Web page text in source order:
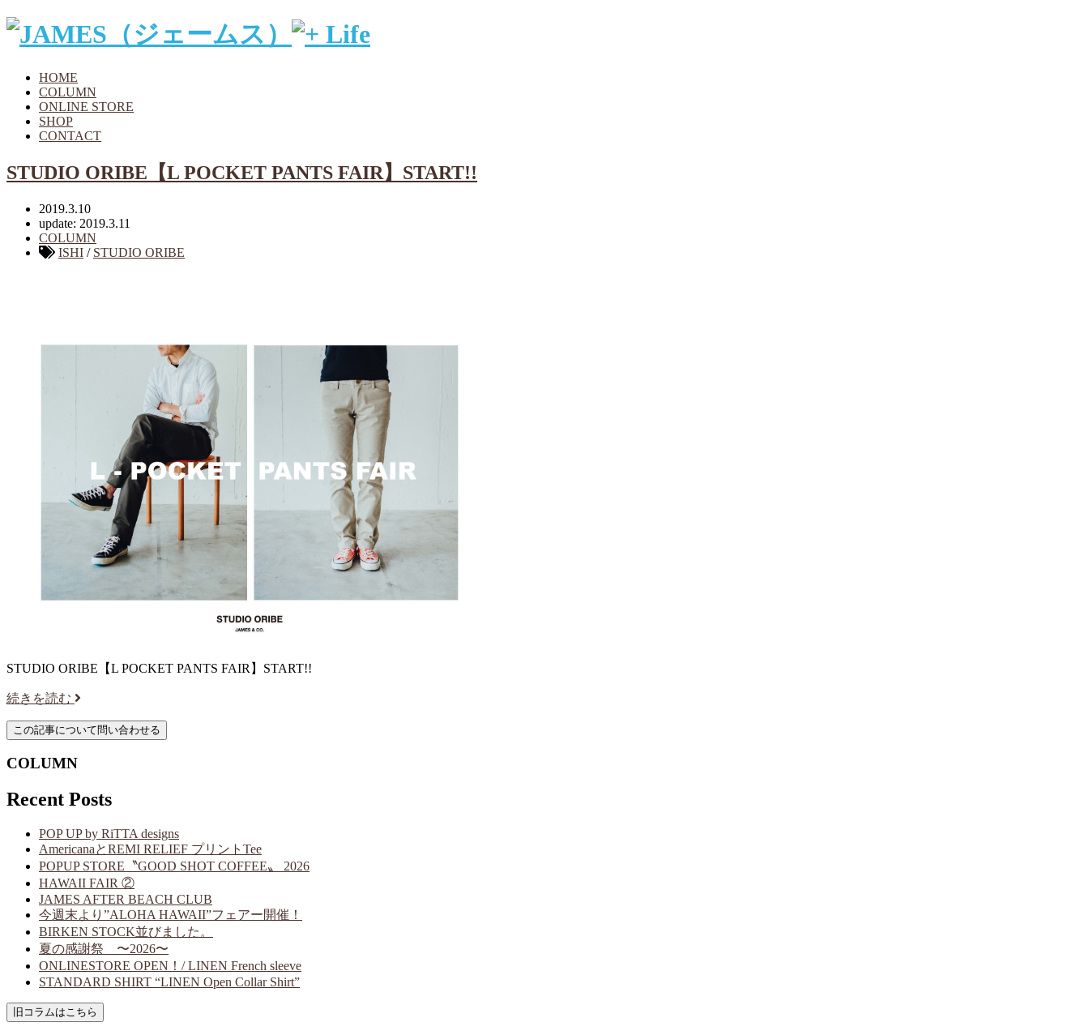
HOME
COLUMN
ONLINE STORE
SHOP
CONTACT
STUDIO ORIBE【L POCKET PANTS FAIR】START!!
2019.3.10
update: 2019.3.11
COLUMN
ISHI / STUDIO ORIBE
STUDIO ORIBE【L POCKET PANTS FAIR】START!!
続きを読む
COLUMN
Recent Posts
POP UP by RiTTA designs
AmericanaとREMI RELIEF プリントTee
POPUP STORE〝GOOD SHOT COFFEE〟 2026
HAWAII FAIR ②
JAMES AFTER BEACH CLUB
今週末より”ALOHA HAWAII”フェアー開催！
BIRKEN STOCK並びました。
夏の感謝祭 〜2026〜
ONLINESTORE OPEN！/ LINEN French sleeve
STANDARD SHIRT “LINEN Open Collar Shirt”